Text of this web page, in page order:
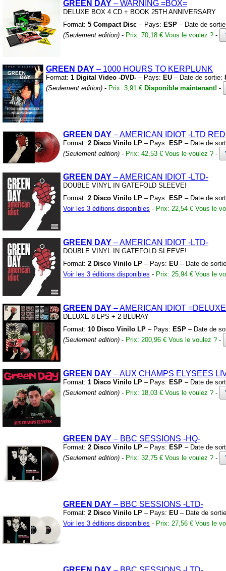
GREEN DAY – WARNING =BOX=
DELUXE BOX 4 CD + BOOK 25TH ANNIVERSARY
Format: 5 Compact Disc – Pays: ESP – Date de
(Seulement edition) - Prix: 70,18 € Vous le voulez ? -
GREEN DAY – 1000 HOURS TO KERPLUNK
Format: 1 Digital Video -DVD- – Pays: EU – Date de sortie:
(Seulement edition) - Prix: 3,91 € Disponible maintenant! -
GREEN DAY – AMERICAN IDIOT -LTD
Format: 2 Disco Vinilo LP – Pays: ESP – Date de
(Seulement edition) - Prix: 42,53 € Vous le voulez ? -
GREEN DAY – AMERICAN IDIOT -LTD-
DOUBLE VINYL IN GATEFOLD SLEEVE!
Format: 2 Disco Vinilo LP – Pays: ESP – Date de
Voir les 3 éditions disponibles - Prix: 22,54 € Vous le
GREEN DAY – AMERICAN IDIOT -LTD-
DOUBLE VINYL IN GATEFOLD SLEEVE!
Format: 2 Disco Vinilo LP – Pays: EU – Date de
Voir les 3 éditions disponibles - Prix: 25,94 € Vous le
GREEN DAY – AMERICAN IDIOT
DELUXE 8 LPS + 2 BLURAY
Format: 10 Disco Vinilo LP – Pays: ESP – Date de
(Seulement edition) - Prix: 200,96 € Vous le voulez ? -
GREEN DAY – AUX CHAMPS ELYSEES
Format: 1 Disco Vinilo LP – Pays: ESP – Date de
(Seulement edition) - Prix: 18,03 € Vous le voulez ? -
GREEN DAY – BBC SESSIONS -HQ-
Format: 2 Disco Vinilo LP – Pays: ESP – Date de
(Seulement edition) - Prix: 32,75 € Vous le voulez ? -
GREEN DAY – BBC SESSIONS -LTD-
Format: 2 Disco Vinilo LP – Pays: EU – Date de
Voir les 3 éditions disponibles - Prix: 27,56 € Vous le